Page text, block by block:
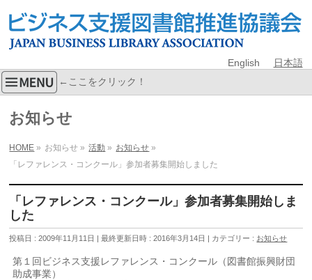
English 日本語
←ここをクリック！
お知らせ
HOME » お知らせ » 活動 » お知らせ »
「レファレンス・コンクール」参加者募集開始しました
「レファレンス・コンクール」参加者募集開始しま
した
投稿日 : 2009年11月11日 最終更新日時 : 2016年3月14日 カテゴリー : お知らせ
第１回ビジネス支援レファレンス・コンクール（図書館振興財団
助成事業）